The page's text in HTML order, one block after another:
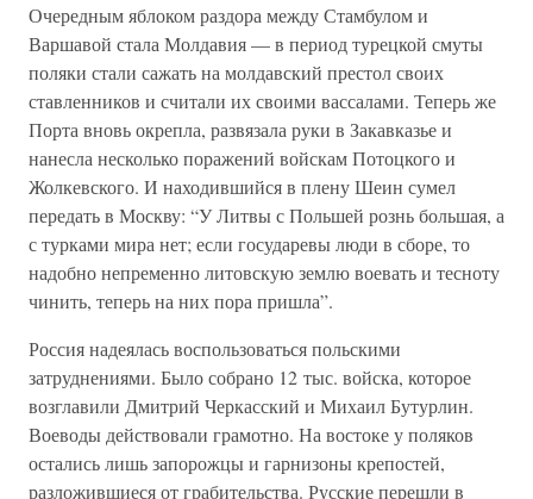
Очередным яблоком раздора между Стамбулом и
Варшавой стала Молдавия — в период турецкой смуты
поляки стали сажать на молдавский престол своих
ставленников и считали их своими вассалами. Теперь же
Порта вновь окрепла, развязала руки в Закавказье и
нанесла несколько поражений войскам Потоцкого и
Жолкевского. И находившийся в плену Шеин сумел
передать в Москву: “У Литвы с Польшей рознь большая, а
с турками мира нет; если государевы люди в сборе, то
надобно непременно литовскую землю воевать и тесноту
чинить, теперь на них пора пришла”.
Россия надеялась воспользоваться польскими
затруднениями. Было собрано 12 тыс. войска, которое
возглавили Дмитрий Черкасский и Михаил Бутурлин.
Воеводы действовали грамотно. На востоке у поляков
остались лишь запорожцы и гарнизоны крепостей,
разложившиеся от грабительства. Русские перешли в